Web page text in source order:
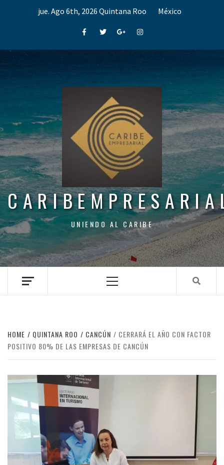
jue. Ago 6th, 2026 Quintana Roo México
FacebookTwitterGoogle+Instagram
UNIENDO AL CARIBE
Menu
HOME QUINTANA ROO CANCÚN
CERRARÁ EL AÑO CON FACTOR
POSITIVO 80% DE LAS EMPRESAS DE CANCÚN